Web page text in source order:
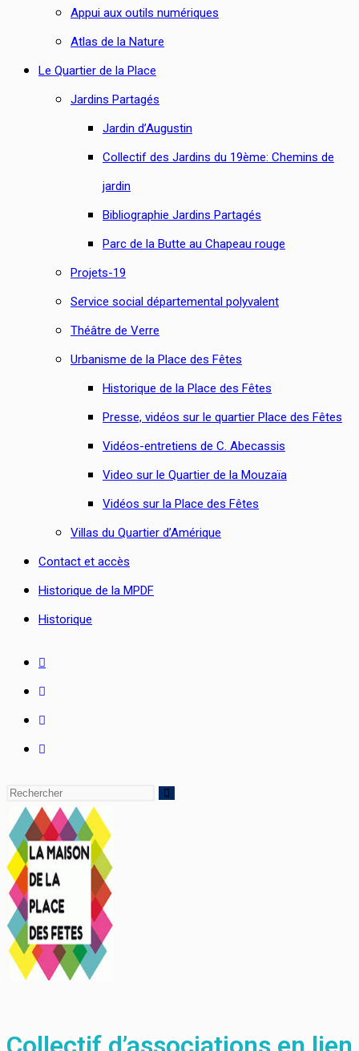
Appui aux outils numériques
Atlas de la Nature
Le Quartier de la Place
Jardins Partagés
Jardin d’Augustin
Collectif des Jardins du 19ème: Chemins de
jardin
Bibliographie Jardins Partagés
Parc de la Butte au Chapeau rouge
Projets-19
Service social départemental polyvalent
Théâtre de Verre
Urbanisme de la Place des Fêtes
Historique de la Place des Fêtes
Presse, vidéos sur le quartier Place des Fêtes
Vidéos-entretiens de C. Abecassis
Video sur le Quartier de la Mouzaïa
Vidéos sur la Place des Fêtes
Villas du Quartier d’Amérique
Contact et accès
Historique de la MPDF
Historique